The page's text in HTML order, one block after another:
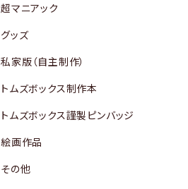
超マニアック
グッズ
私家版（自主制作）
トムズボックス制作本
トムズボックス謹製ピンバッジ
絵画作品
その他